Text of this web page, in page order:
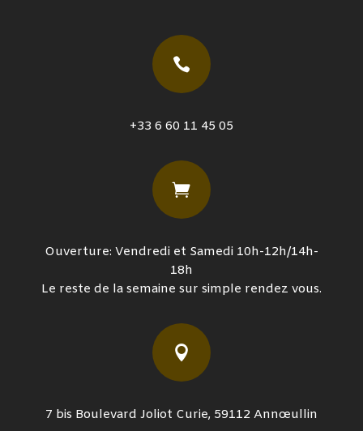

+33 6 60 11 45 05

Ouverture: Vendredi et Samedi 10h-12h/14h-
18h
Le reste de la semaine sur simple rendez vous.

7 bis Boulevard Joliot Curie, 59112 Annœullin